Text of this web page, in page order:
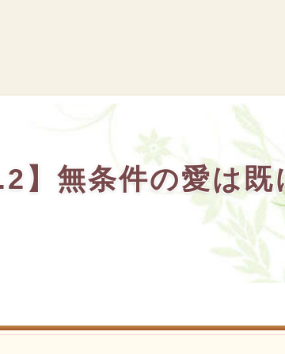
】無条件の愛は既